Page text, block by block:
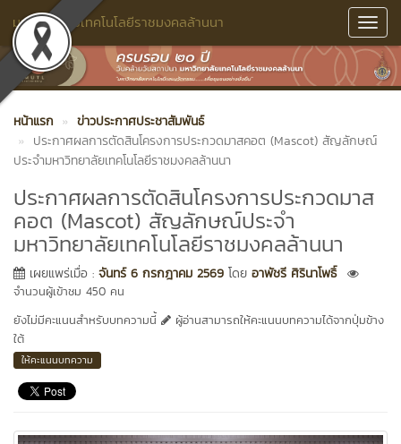
มหาวิทยาลัยเทคโนโลยีราชมงคลล้านนา
หน้าแรก
ข่าวประกาศประชาสัมพันธ์
ประกาศผลการตัดสินโครงการประกวดมาสคอต (Mascot) สัญลักษณ์
ประจำมหาวิทยาลัยเทคโนโลยีราชมงคลล้านนา
ประกาศผลการตัดสินโครงการประกวดมาส
คอต (Mascot) สัญลักษณ์ประจำ
มหาวิทยาลัยเทคโนโลยีราชมงคลล้านนา
เผยแพร่เมื่อ : จันทร์ 6 กรกฎาคม 2569 โดย อาพัชรี ศิรินาโพธิ์
จำนวนผู้เข้าชม 450 คน
ยังไม่มีคะแนนสำหรับบทความนี้
ผู้อ่านสามารถให้คะแนนบทความได้จากปุ่มข้าง
ใต้
ให้คะแนนบทความ